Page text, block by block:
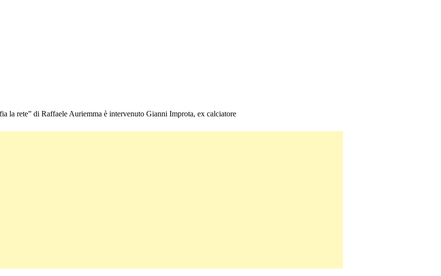
la rete” di Raffaele Auriemma è intervenuto Gianni Improta, ex calciatore